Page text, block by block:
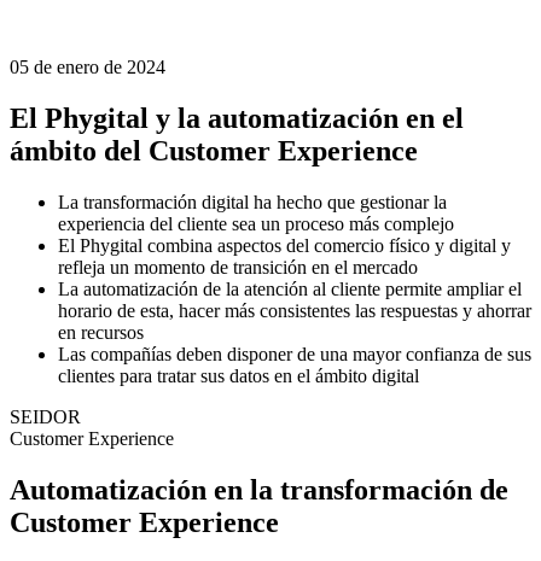
05 de enero de 2024
El Phygital y la automatización en el
ámbito del Customer Experience
La transformación digital ha hecho que gestionar la
experiencia del cliente sea un proceso más complejo
El Phygital combina aspectos del comercio físico y digital y
refleja un momento de transición en el mercado
La automatización de la atención al cliente permite ampliar el
horario de esta, hacer más consistentes las respuestas y ahorrar
en recursos
Las compañías deben disponer de una mayor confianza de sus
clientes para tratar sus datos en el ámbito digital
SEIDOR
Customer Experience
Automatización en la transformación de
Customer Experience